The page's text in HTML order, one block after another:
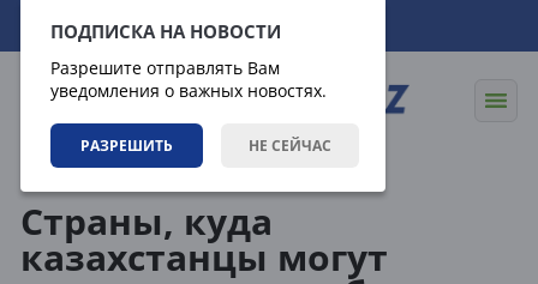
ПОДПИСКА НА НОВОСТИ
Разрешите отправлять Вам
уведомления о важных новостях.
РАЗРЕШИТЬ НЕ СЕЙЧАС
08.08.2026 17:29:35
Страны, куда
казахстанцы могут